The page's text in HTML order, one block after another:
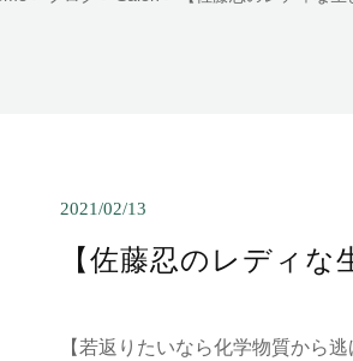
2021/02/13
【佐藤忍のレディな
【若返りたいなら化学物質から逃